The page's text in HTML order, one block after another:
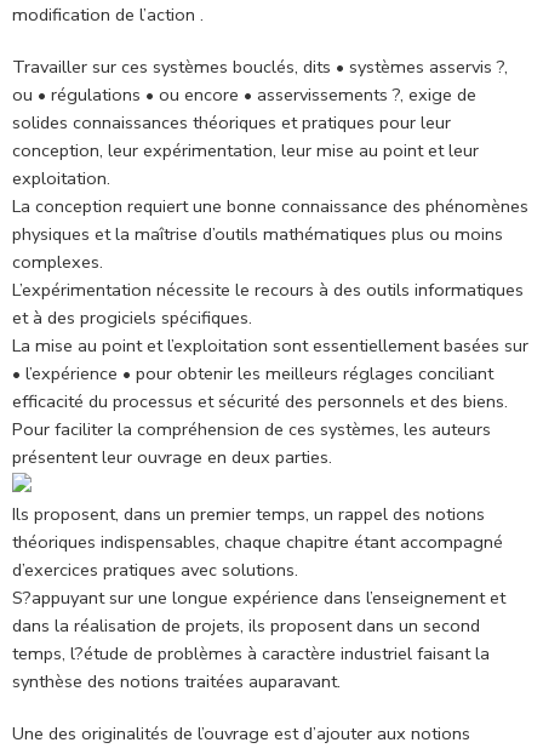
modification de l’action .
Travailler sur ces systèmes bouclés, dits • systèmes asservis ?,
ou • régulations • ou encore • asservissements ?, exige de
solides connaissances théoriques et pratiques pour leur
conception, leur expérimentation, leur mise au point et leur
exploitation.
La conception requiert une bonne connaissance des phénomènes
physiques et la maîtrise d’outils mathématiques plus ou moins
complexes.
L’expérimentation nécessite le recours à des outils informatiques
et à des progiciels spécifiques.
La mise au point et l’exploitation sont essentiellement basées sur
• l’expérience • pour obtenir les meilleurs réglages conciliant
efficacité du processus et sécurité des personnels et des biens.
Pour faciliter la compréhension de ces systèmes, les auteurs
présentent leur ouvrage en deux parties.
Ils proposent, dans un premier temps, un rappel des notions
théoriques indispensables, chaque chapitre étant accompagné
d’exercices pratiques avec solutions.
S?appuyant sur une longue expérience dans l’enseignement et
dans la réalisation de projets, ils proposent dans un second
temps, l?étude de problèmes à caractère industriel faisant la
synthèse des notions traitées auparavant.
Une des originalités de l’ouvrage est d’ajouter aux notions